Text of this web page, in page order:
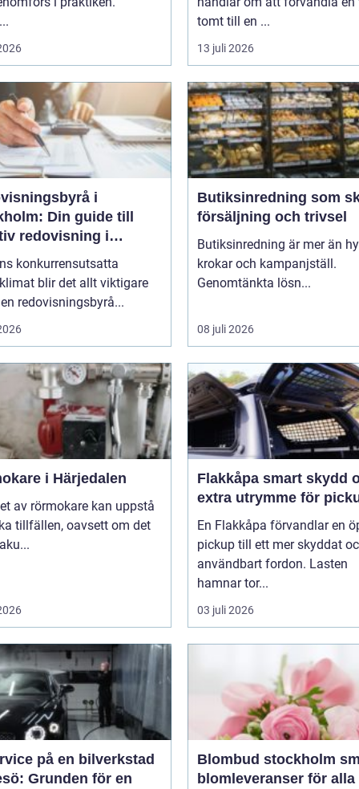
tomt till en ...
13 juli 2026
i
Din guide till
redovisning i
konkurrensutsatta
blir det allt viktigare
redovisningsbyrå...
Butiksinredning som
försäljning och trivsel
Butiksinredning är mer än
krokar och kampanjställ.
Genomtänkta lösn...
08 juli 2026
i Härjedalen
av rörmokare kan uppstå
tillfällen, oavsett om det
Flakkåpa smart skydd och
extra utrymme för
En Flakkåpa förvandlar en
pickup till ett mer skyddat
användbart fordon. Lasten
hamnar tor...
03 juli 2026
på en bilverkstad
Grunden för en
Blombud stockholm smidiga
blomleveranser för alla